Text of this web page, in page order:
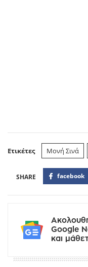
Ετικέτες Μονή Σινά
facebook
Google
και